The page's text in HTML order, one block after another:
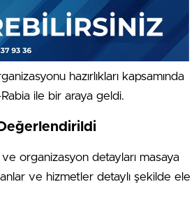
hazırlıkları kapsamında
ile bir araya geldi.
organizasyon detayları masaya
ve hizmetler detaylı şekilde ele